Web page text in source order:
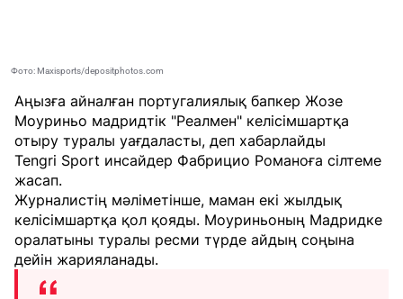
Фото: Maxisports/depositphotos.com
Аңызға айналған португалиялық бапкер Жозе
Моуриньо мадридтік "Реалмен" келісімшартқа
отыру туралы уағдаласты, деп хабарлайды
Tengri Sport инсайдер Фабрицио Романоға сілтеме
жасап.
Журналистің мәліметінше, маман екі жылдық
келісімшартқа қол қояды. Моуриньоның Мадридке
оралатыны туралы ресми түрде айдың соңына
дейін жарияланады.